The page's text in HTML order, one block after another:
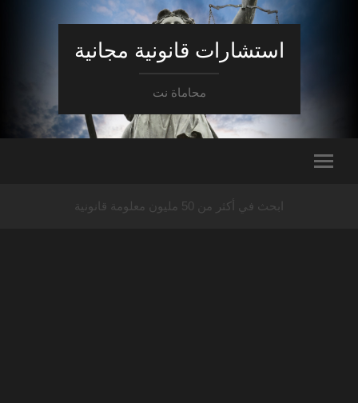
استشارات قانونية مجانية
محاماة نت
ابحث في أكثر من 50 مليون معلومة قانونية